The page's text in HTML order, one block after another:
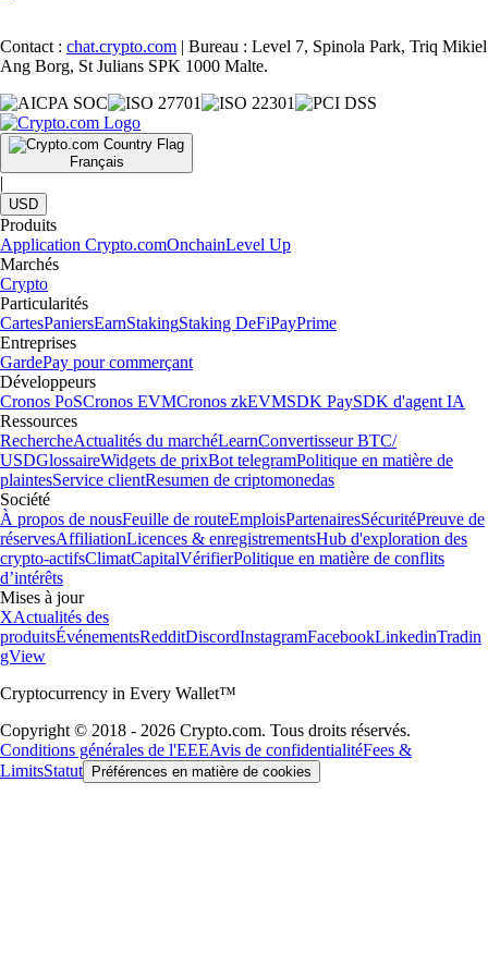
Contact : chat.crypto.com | Bureau : Level 7, Spinola Park, Triq Mikiel
Ang Borg, St Julians SPK 1000 Malte.
Français
|
USD
Produits
Application Crypto.comOnchainLevel Up
Marchés
Crypto
Particularités
CartesPaniersEarnStakingStaking DeFiPayPrime
Entreprises
GardePay pour commerçant
Développeurs
Cronos PoSCronos EVMCronos zkEVMSDK PaySDK d'agent IA
Ressources
RechercheActualités du marchéLearnConvertisseur BTC/
USDGlossaireWidgets de prixBot telegramPolitique en matière de
plaintesService clientResumen de criptomonedas
Société
À propos de nousFeuille de routeEmploisPartenairesSécuritéPreuve de
réservesAffiliationLicences & enregistrementsHub d'exploration des
crypto-actifsClimatCapitalVérifierPolitique en matière de conflits
d’intérêts
Mises à jour
XActualités des
produitsÉvénementsRedditDiscordInstagramFacebookLinkedinTradin
gView
Cryptocurrency in Every Wallet™
Copyright © 2018 - 2026 Crypto.com. Tous droits réservés.
Conditions générales de l'EEEAvis de confidentialitéFees &
LimitsStatut Préférences en matière de cookies